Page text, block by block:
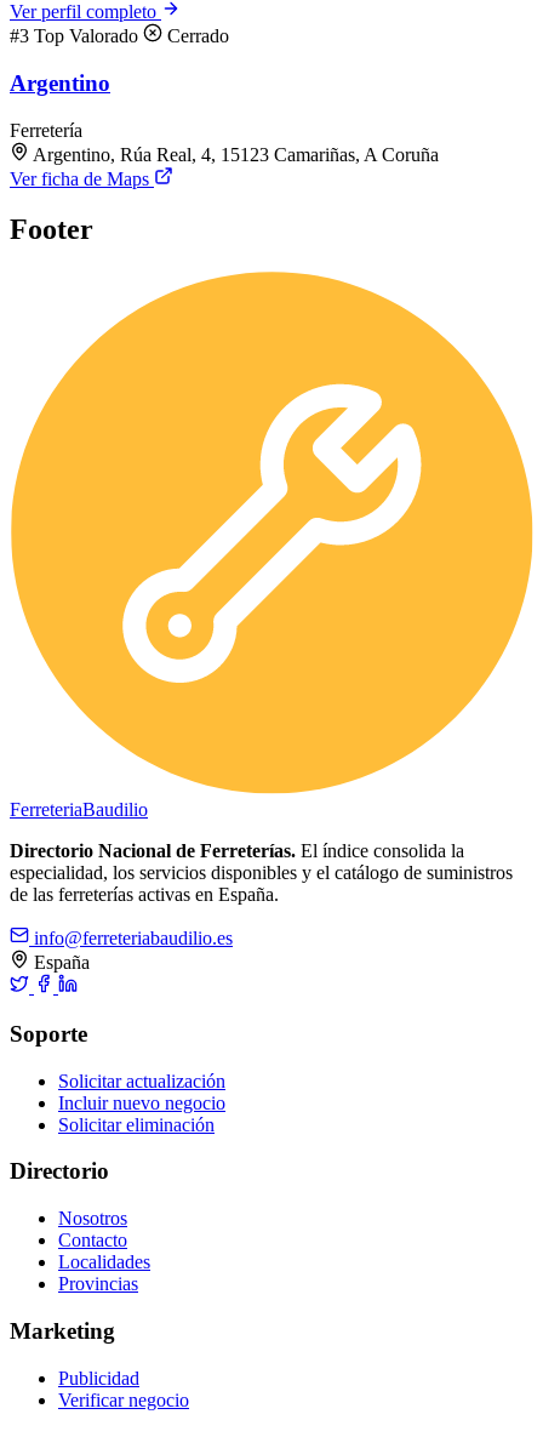
Ver perfil completo
#3 Top Valorado Cerrado
Argentino
Ferretería
Argentino, Rúa Real, 4, 15123 Camariñas, A Coruña
Ver ficha de Maps
Footer
FerreteriaBaudilio
Directorio Nacional de Ferreterías. El índice consolida la
especialidad, los servicios disponibles y el catálogo de suministros
de las ferreterías activas en España.
info@ferreteriabaudilio.es
España
Soporte
Solicitar actualización
Incluir nuevo negocio
Solicitar eliminación
Directorio
Nosotros
Contacto
Localidades
Provincias
Marketing
Publicidad
Verificar negocio